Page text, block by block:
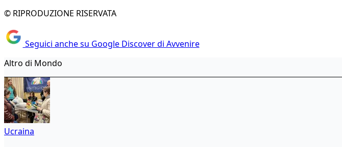
© RIPRODUZIONE RISERVATA
Seguici anche su Google Discover di Avvenire
Altro di Mondo
Ucraina